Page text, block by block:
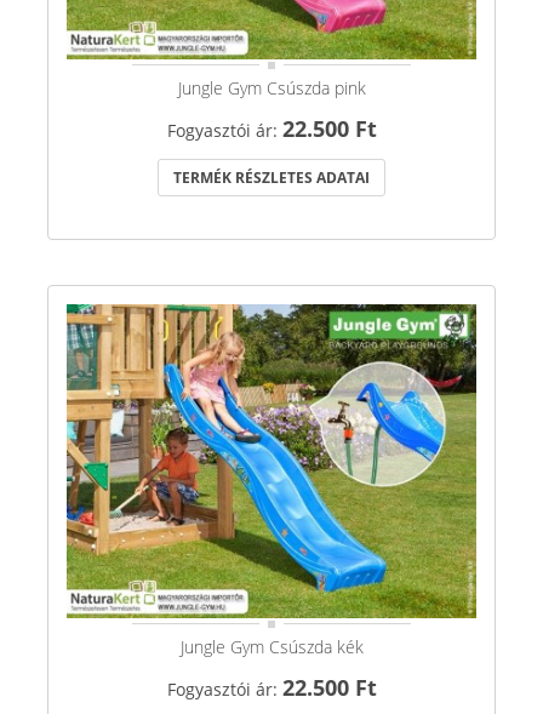
Jungle Gym Csúszda pink
Fogyasztói ár: 22.500 Ft
TERMÉK RÉSZLETES ADATAI
Jungle Gym Csúszda kék
Fogyasztói ár: 22.500 Ft